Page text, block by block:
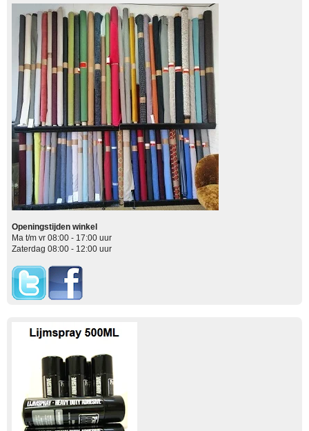
Openingstijden winkel
Ma t/m vr 08:00 - 17:00 uur
Zaterdag 08:00 - 12:00 uur